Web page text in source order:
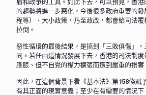
盾和政爭的工具。如此下去，可以預見，香
的趨勢將進一步惡化，今後很多政府重要的
程等）、大小政策，乃至政改，都會給司法
拉倒。
惡性循環的最後結果，是搞到「三敗俱傷」
同。若任由這情況發展下去，香港的司法制
膨脹、但不自覺的權力擴張而遭到嚴重的損害
因此，在這個背景下看《基本法》第158條賦
有其正面的現實意義；至少在有需要的情況下